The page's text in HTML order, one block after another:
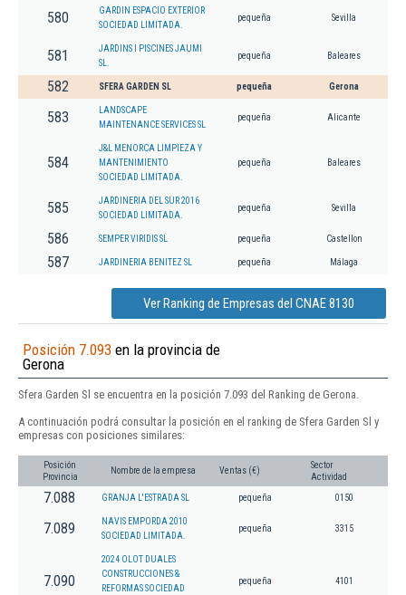
580
GARDIN ESPACIO EXTERIOR
SOCIEDAD LIMITADA.
pequeña Sevilla
581
JARDINS I PISCINES JAUMI
SL.
pequeña Baleares
582 SFERA GARDEN SL pequeña Gerona
583
LANDSCAPE
MAINTENANCE SERVICES SL
pequeña Alicante
584
J&L MENORCA LIMPIEZA Y
MANTENIMIENTO
SOCIEDAD LIMITADA.
pequeña Baleares
585
JARDINERIA DEL SUR 2016
SOCIEDAD LIMITADA.
pequeña Sevilla
586 SEMPER VIRIDIS SL pequeña Castellon
587 JARDINERIA BENITEZ SL pequeña Málaga
Ver Ranking de Empresas del CNAE 8130
Posición 7.093 en la provincia de
Gerona
Sfera Garden Sl se encuentra en la posición 7.093 del Ranking de Gerona.
A continuación podrá consultar la posición en el ranking de Sfera Garden Sl y
empresas con posiciones similares:
Posición
Provincia
Nombre de la empresa Ventas (€)
Sector
Actividad
7.088 GRANJA L'ESTRADA SL pequeña 0150
7.089
NAVIS EMPORDA 2010
SOCIEDAD LIMITADA.
pequeña 3315
7.090
2024 OLOT DUALES
CONSTRUCCIONES &
REFORMAS SOCIEDAD
pequeña 4101